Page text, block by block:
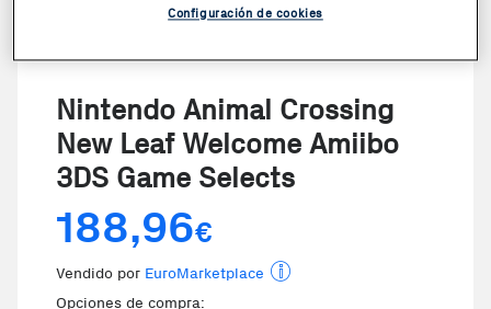
Nintendo Animal Crossing
New Leaf Welcome Amiibo
3DS Game Selects
188,96€
Vendido por EuroMarketplace
Opciones de compra:
Configuración de cookies